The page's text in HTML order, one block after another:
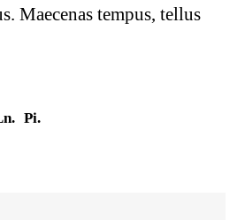
Maecenas tempus, tellus
Pi.